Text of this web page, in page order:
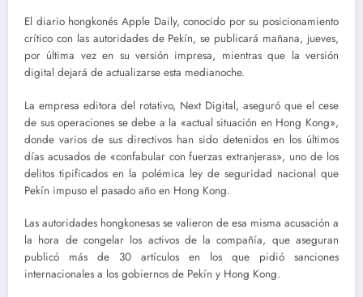
El diario hongkonés Apple Daily, conocido por su posicionamiento
crítico con las autoridades de Pekín, se publicará mañana, jueves,
por última vez en su versión impresa, mientras que la versión
digital dejará de actualizarse esta medianoche.
La empresa editora del rotativo, Next Digital, aseguró que el cese
de sus operaciones se debe a la «actual situación en Hong Kong»,
donde varios de sus directivos han sido detenidos en los últimos
días acusados de «confabular con fuerzas extranjeras», uno de los
delitos tipificados en la polémica ley de seguridad nacional que
Pekín impuso el pasado año en Hong Kong.
Las autoridades hongkonesas se valieron de esa misma acusación a
la hora de congelar los activos de la compañía, que aseguran
publicó más de 30 artículos en los que pidió sanciones
internacionales a los gobiernos de Pekín y Hong Kong.